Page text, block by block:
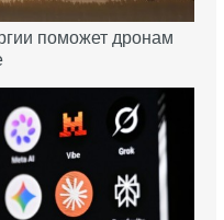
поможет дронам